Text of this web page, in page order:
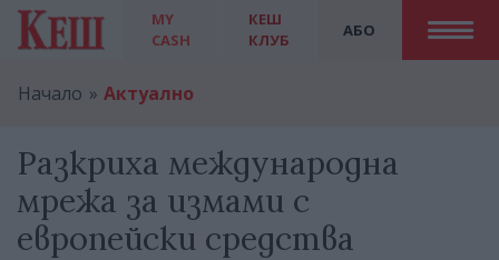
MY
CASH
АБО
КЕШ
КЛУБ
Начало Актуално
Разкриха международна
мрежа за измами с
европейски средства